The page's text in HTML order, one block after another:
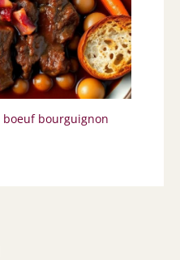
boeuf bourguignon